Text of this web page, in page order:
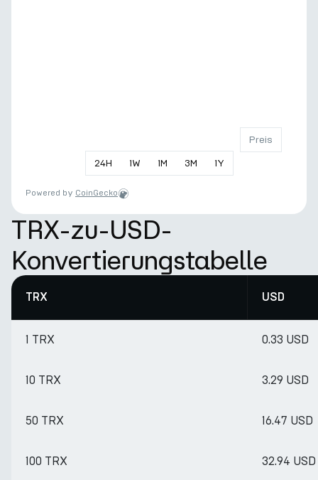
24H 1W 1M 3M 1Y
Preis
Powered by CoinGecko
TRX-zu-USD-
Konvertierungstabelle
TRX USD
1 TRX 0.33 USD
10 TRX 3.29 USD
50 TRX 16.47 USD
100 TRX 32.94 USD